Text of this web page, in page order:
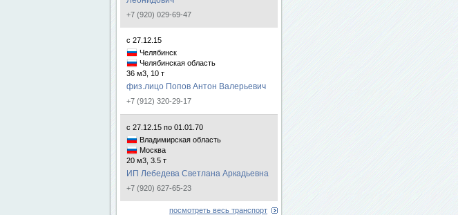
+7 (920) 029-69-47
с 27.12.15
Челябинск
Челябинская область
36 м3, 10 т
физ.лицо Попов Антон Валерьевич
+7 (912) 320-29-17
с 27.12.15 по 01.01.70
Владимирская область
Москва
20 м3, 3.5 т
ИП Лебедева Светлана Аркадьевна
+7 (920) 627-65-23
посмотреть весь транспорт